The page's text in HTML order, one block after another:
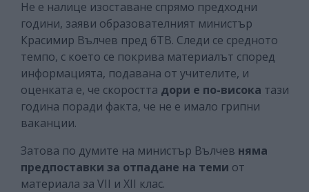
Не е налице изоставане спрямо предходни
години, заяви образователният министър
Красимир Вълчев пред бТВ. Следи се средното
темпо, с което се покрива материалът според
информацията, подавана от учителите, и
оценката е, че скоростта дори е по-висока тази
година поради факта, че не е имало грипни
ваканции.
Затова по думите на министър Вълчев няма
предпоставки за отпадане на теми от
материала за VII и XII клас.